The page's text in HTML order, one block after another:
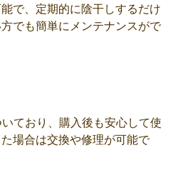
で、定期的に陰干しするだけ
でも簡単にメンテナンスがで
ており、購入後も安心して使
場合は交換や修理が可能で